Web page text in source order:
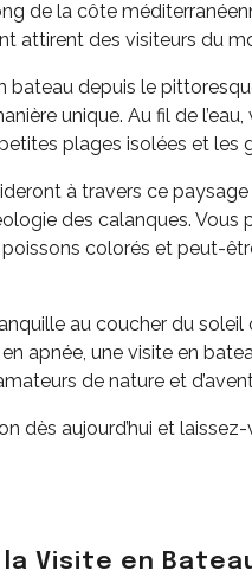
de la côte
attirent des visiteurs du
bateau depuis le
unique. Au fil de
plages isolées et les
à travers ce
des calanques. Vous
colorés et peut-
au coucher du
apnée, une visite en
de nature et
dès aujourd’hui et
Visite en